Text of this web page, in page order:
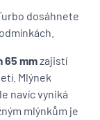
dosáhnete
65 mmzajistí
Mlýnek
navíc vyniká
mlýnkům je